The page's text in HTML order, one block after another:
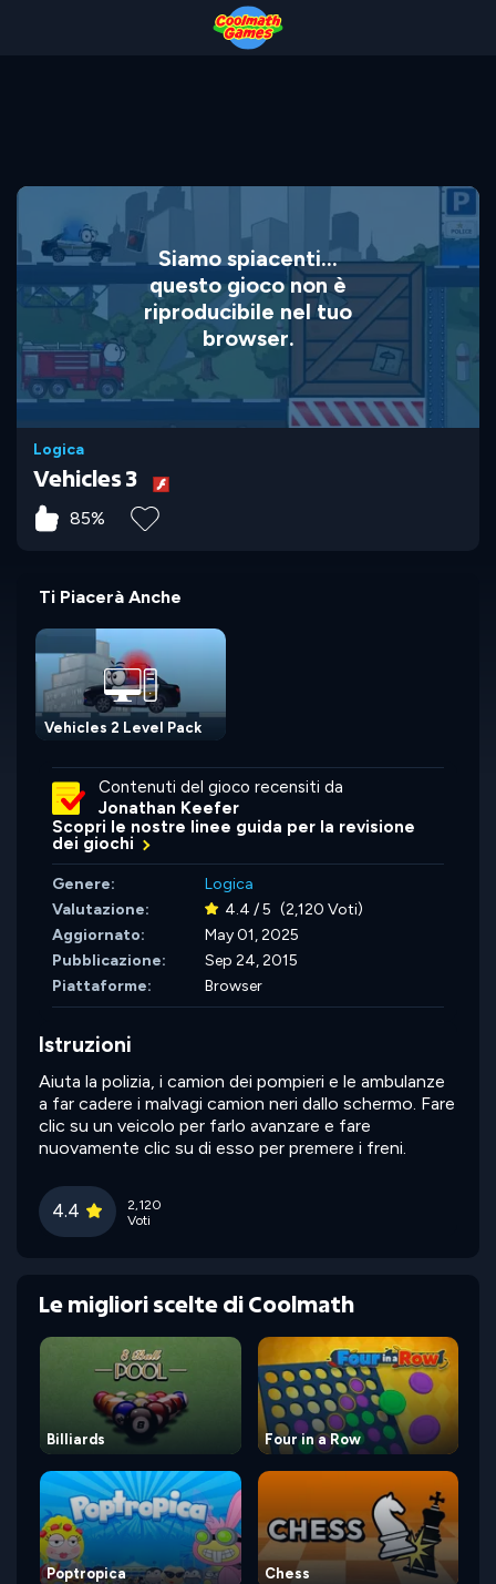
Siamo spiacenti...
questo gioco non è
riproducibile nel tuo
browser.
Logica
Vehicles 3
85%
Ti Piacerà Anche
Vehicles 2 Level Pack
Contenuti del gioco recensiti da
Jonathan Keefer
Scopri le nostre linee guida per la revisione
dei giochi
Genere:
Logica
Valutazione:
4.4 / 5 (2,120 Voti)
Aggiornato:
May 01, 2025
Pubblicazione:
Sep 24, 2015
Piattaforme:
Browser
Istruzioni
Aiuta la polizia, i camion dei pompieri e le ambulanze
a far cadere i malvagi camion neri dallo schermo. Fare
clic su un veicolo per farlo avanzare e fare
nuovamente clic su di esso per premere i freni.
4.4
2,120
Voti
Le migliori scelte di Coolmath
Billiards Four in a Row
Poptropica Chess